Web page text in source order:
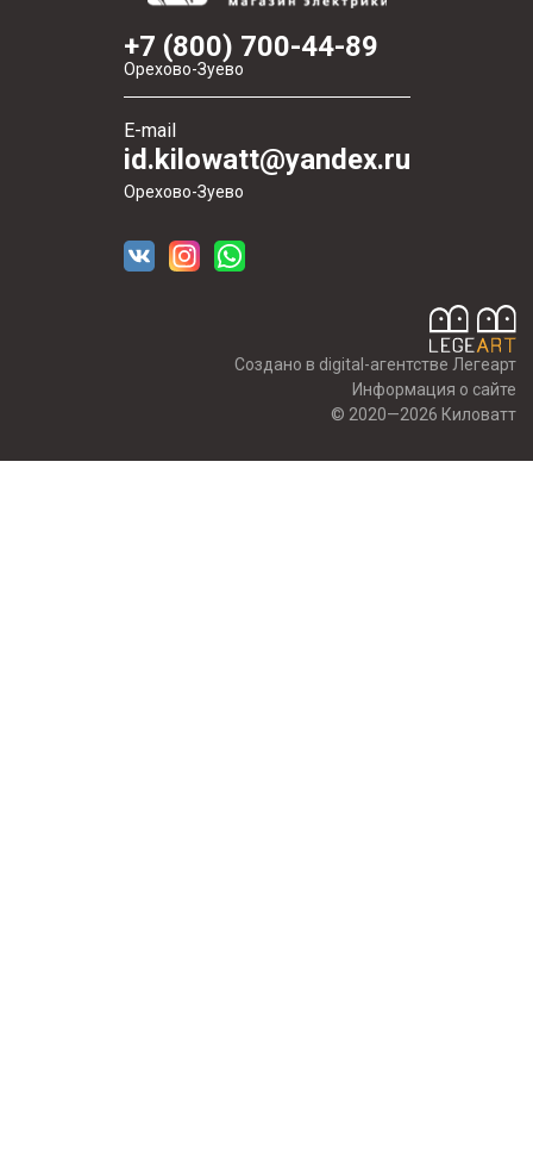
+7 (800) 700-44-89
Орехово-Зуево
E-mail
id.kilowatt@yandex.ru
Орехово-Зуево
© 2020—2026 Киловатт
Создано в digital-агентстве Легеарт
Информация о сайте